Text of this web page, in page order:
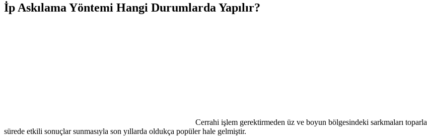
İp Askılama Yöntemi Hangi Durumlarda Yapılır?
Cerrahi işlem gerektirmeden üz ve boyun bölgesindeki sarkmaları
sürede etkili sonuçlar sunmasıyla son yıllarda oldukça popüler hale gelmiştir.